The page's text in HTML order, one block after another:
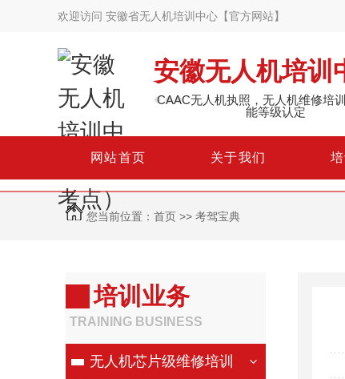
欢迎访问 安徽省无人机培训中心【官方网站】
安徽无人机培训
CAAC无人机执照，无人机维修培
能等级认定
网 站首页 关于我们 培
您当前位置： 首页 >> 考驾宝典
培训业务
TRAINING BUSINESS
无人机芯片级维修培训